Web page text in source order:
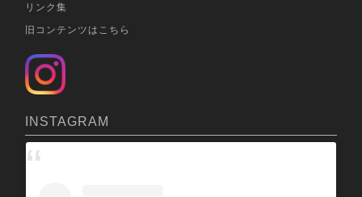
リンク集
旧コンテンツはこちら
INSTAGRAM